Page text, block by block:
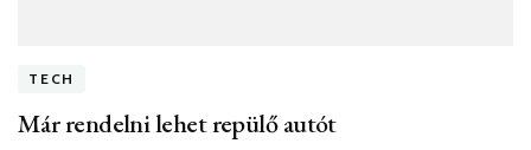
TECH
Már rendelni lehet repülő autót